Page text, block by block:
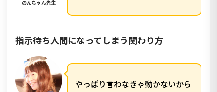
のんちゃん先生
指示待ち人間になってしまう関わり方
やっぱり言わなきゃ動かないから